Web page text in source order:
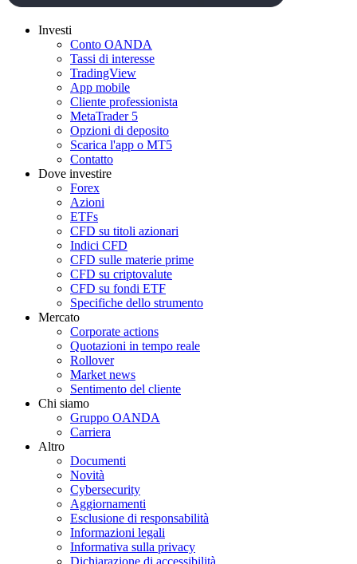
Investi
Conto OANDA
Tassi di interesse
TradingView
App mobile
Cliente professionista
MetaTrader 5
Opzioni di deposito
Scarica l'app o MT5
Contatto
Dove investire
Forex
Azioni
ETFs
CFD su titoli azionari
Indici CFD
CFD sulle materie prime
CFD su criptovalute
CFD su fondi ETF
Specifiche dello strumento
Mercato
Corporate actions
Quotazioni in tempo reale
Rollover
Market news
Sentimento del cliente
Chi siamo
Gruppo OANDA
Carriera
Altro
Documenti
Novità
Cybersecurity
Aggiornamenti
Esclusione di responsabilità
Informazioni legali
Informativa sulla privacy
Dichiarazione di accessibilità